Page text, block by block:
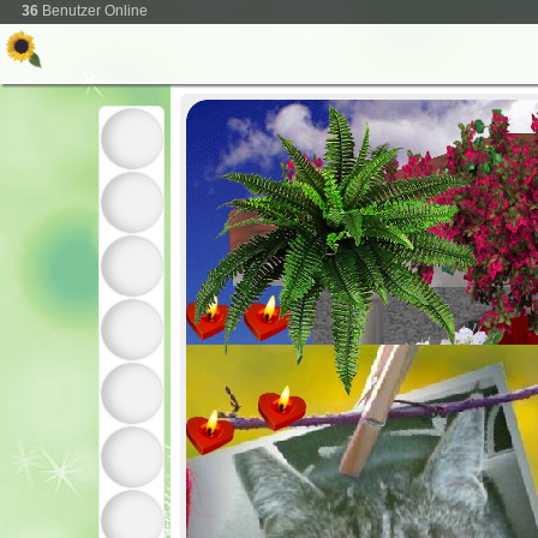
36 Benutzer Online